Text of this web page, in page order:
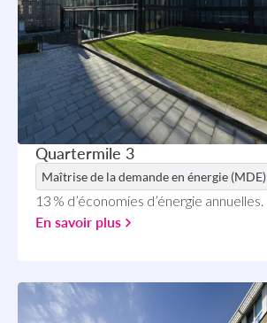
Quartermile 3
Maîtrise de la demande en énergie (MDE)
13 % d’économies d’énergie annuelles.
En savoir plus